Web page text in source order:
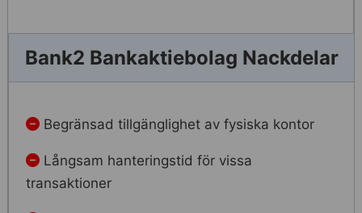
Bank2 Bankaktiebolag Nackdelar
Begränsad tillgänglighet av fysiska kontor
Långsam hanteringstid för vissa
transaktioner